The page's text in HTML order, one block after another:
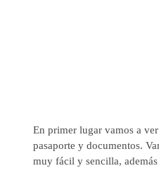
En primer lugar vamos a
pasaporte y documentos.
muy fácil y sencilla,